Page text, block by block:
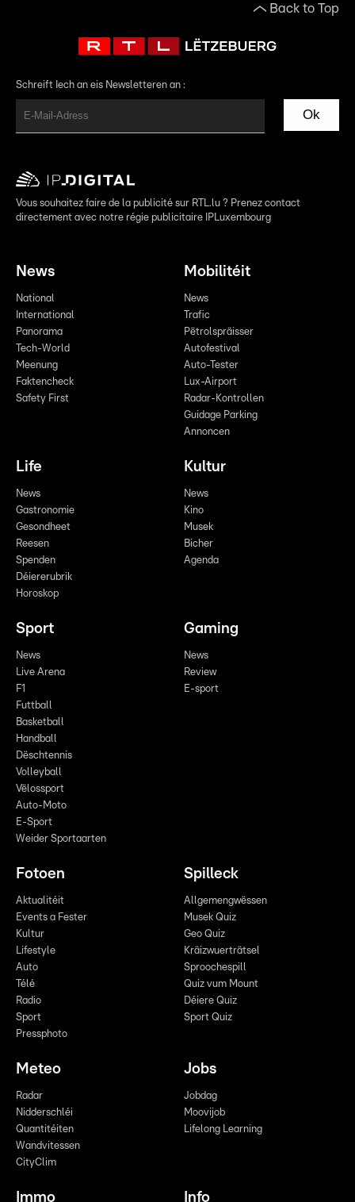
Back to Top
Schreift Iech an eis Newsletteren an :
Ok
Vous souhaitez faire de la publicité sur RTL.lu ? Prenez contact
directement avec notre régie publicitaire IPLuxembourg
News
National
International
Panorama
Tech-World
Meenung
Faktencheck
Safety First
Mobilitéit
News
Trafic
Pëtrolspräisser
Autofestival
Auto-Tester
Lux-Airport
Radar-Kontrollen
Guidage Parking
Annoncen
Life
News
Gastronomie
Gesondheet
Reesen
Spenden
Déiererubrik
Horoskop
Kultur
News
Kino
Musek
Bicher
Agenda
Sport
News
Live Arena
F1
Futtball
Basketball
Handball
Dëschtennis
Volleyball
Vëlossport
Auto-Moto
E-Sport
Weider Sportaarten
Gaming
News
Review
E-sport
Fotoen
Aktualitéit
Events a Fester
Kultur
Lifestyle
Auto
Télé
Radio
Sport
Pressphoto
Spilleck
Allgemengwëssen
Musek Quiz
Geo Quiz
Kräizwuerträtsel
Sproochespill
Quiz vum Mount
Déiere Quiz
Sport Quiz
Meteo
Radar
Nidderschléi
Quantitéiten
Wandvitessen
CityClim
Jobs
Jobdag
Moovijob
Lifelong Learning
Immo Info